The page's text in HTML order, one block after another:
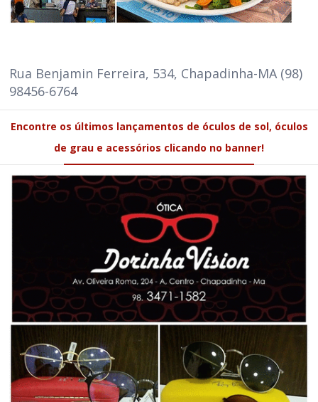
Rua Benjamin Ferreira, 534, Chapadinha-MA (98)
98456-6764
Encontre os últimos lançamentos de óculos de sol, óculos
de grau e acessórios clicando no banner!